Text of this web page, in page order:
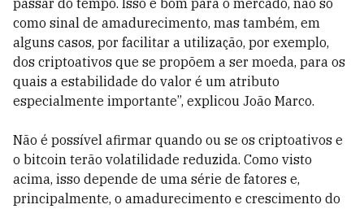
passar do tempo. Isso é bom para o mercado, não só
como sinal de amadurecimento, mas também, em
alguns casos, por facilitar a utilização, por exemplo,
dos criptoativos que se propõem a ser moeda, para os
quais a estabilidade do valor é um atributo
especialmente importante”, explicou João Marco.
Não é possível afirmar quando ou se os criptoativos e
o bitcoin terão volatilidade reduzida. Como visto
acima, isso depende de uma série de fatores e,
principalmente, o amadurecimento e crescimento do